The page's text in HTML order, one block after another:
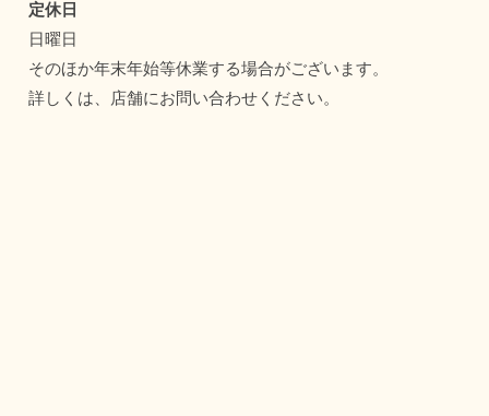
定休日
日曜日
そのほか年末年始等休業する場合がございます。
詳しくは、店舗にお問い合わせください。